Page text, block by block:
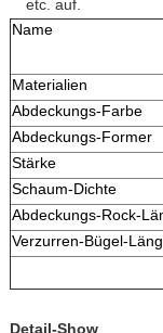
etc. auf.
Name
Materialien
Abdeckungs-Farbe
Abdeckungs-Former
Stärke
Schaum-Dichte
Abdeckungs-Rock-
Verzurren-Bügel-
Detail-Show